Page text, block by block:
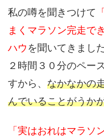
私の噂を聞きつけて
まくマラソン完走で
ハウ を聞いてきまし
２時間３０分のペー
すから、 なかなかの
んでいることがうか
「実はおれはマラソ